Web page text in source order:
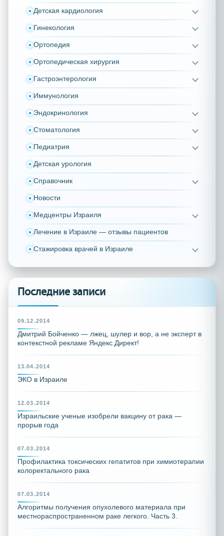
Детская кардиология
Гинекология
Ортопедия
Ортопедическая хирургия
Гастроэнтерология
Иммунология
Эндокринология
Стоматология
Педиатрия
Детская урология
Справочник
Новости
Медцентры Израиля
Лечение в Израиле — отзывы пациентов
Стажировка врачей в Израиле
Последние записи
09.12.2014
Дмитрий Бойченко — лжец, шулер и вор, а не эксперт в
контекстной рекламе Яндекс.Директ!
13.04.2014
ЭКО в Израиле
12.03.2014
Израильские ученые изобрели вакцину от рака —
прорыв года
07.03.2014
Профилактика токсических гепатитов при химиотерапии
колоректального рака
07.03.2014
Алгоритмы получения опухолевого материала при
местнораспространенном раке легкого. Часть 3.